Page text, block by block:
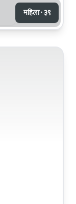
महिला · ३९